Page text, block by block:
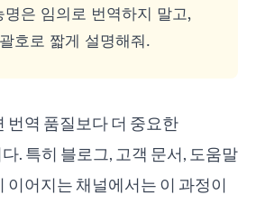
은 임의로 번역하지 말고,
호로 짧게 설명해줘.
번역 품질보다 더 중요한
. 특히 블로그, 고객 문서, 도움말
이어지는 채널에서는 이 과정이